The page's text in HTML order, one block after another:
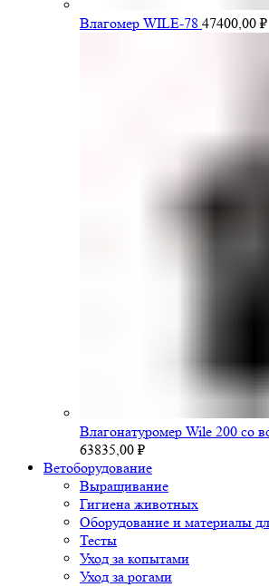
Влагомер WILE-78 47400,00 ₽
Влагонатуромер Wile 200 со
63835,00 ₽
Ветоборудование
Выращивание
Гигиена животных
Оборудование и материалы
Тесты
Уход за копытами
Уход за рогами